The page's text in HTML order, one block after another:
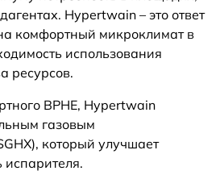
Hypertwain – это ответ
комфортный микроклимат в
использования
ресурсов.
BPHE, Hypertwain
газовым
который улучшает
испарителя.